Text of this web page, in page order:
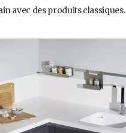
avec des produits classiques.